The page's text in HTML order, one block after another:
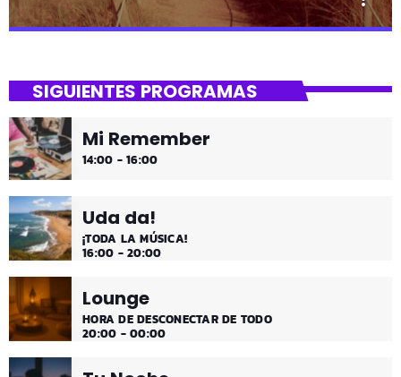
¡Es fin de semana!
¡Música y más música los fines de semana!
SIGUIENTES PROGRAMAS
Mi Remember
14:00 - 16:00
Uda da!
¡TODA LA MÚSICA!
16:00 - 20:00
Lounge
HORA DE DESCONECTAR DE TODO
20:00 - 00:00